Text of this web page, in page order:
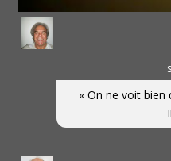
« On ne voit bien